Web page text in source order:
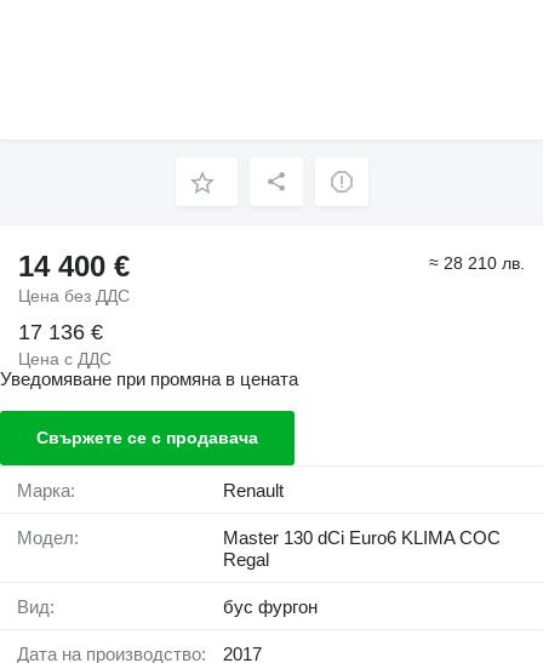
14 400 €
Цена без ДДС
≈ 28 210 лв.
17 136 €
Цена с ДДС
Уведомяване при промяна в цената
Свържете се с продавача
Марка: Renault
Модел:
Master 130 dCi Euro6 KLIMA COC
Regal
Вид: бус фургон
Дата на производство: 2017